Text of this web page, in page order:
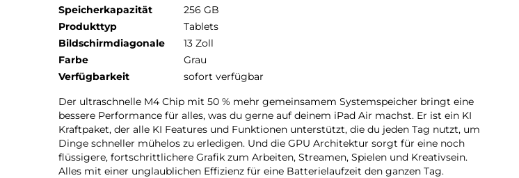
Speicherkapazität
256 GB
Produkttyp
Tablets
Bildschirmdiagonale
13 Zoll
Farbe
Grau
Verfügbarkeit
sofort verfügbar
Der ultra­schnelle M4 Chip mit 50 % mehr gemein­samem Systemspeicher bringt eine
bessere Per­for­mance für alles, was du gerne auf deinem iPad Air machst. Er ist ein KI
Kraft­paket, der alle KI Features und Funk­tionen unter­stützt, die du jeden Tag nutzt, um
Dinge schneller mühelos zu erle­digen. Und die GPU Archi­tektur sorgt für eine noch
flüssigere, fort­schritt­lichere Grafik zum Arbeiten, Streamen, Spielen und Kreativ­sein.
Alles mit einer unglaub­lichen Effizienz für eine Batterie­laufzeit den ganzen Tag.